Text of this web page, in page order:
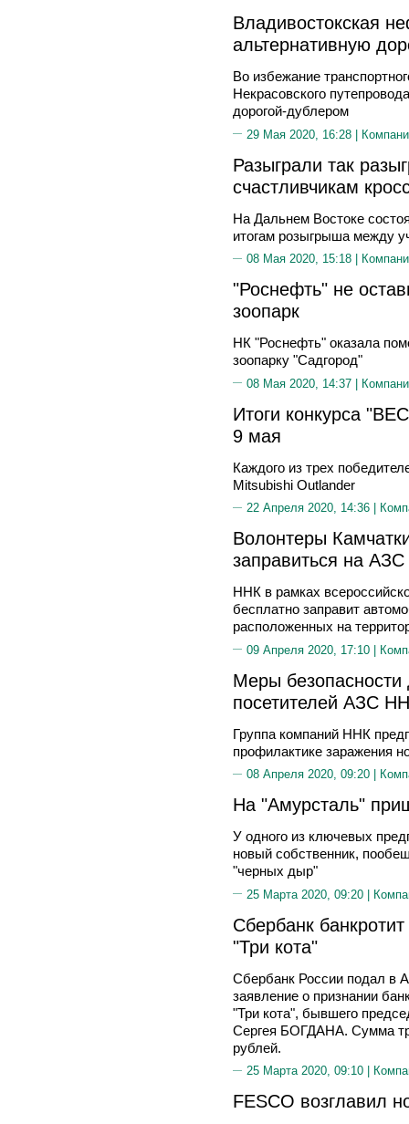
Владивостокская
альтернативную
Во избежание
Некрасовского
дорогой-дублером
29 Мая 2020, 16:28 |
Разыграли так
счастливчикам
На Дальнем Востоке
итогам розыгрыша между
08 Мая 2020, 15:18 |
"Роснефть" не
зоопарк
НК "Роснефть" оказала
зоопарку "Садгород"
08 Мая 2020, 14:37 |
Итоги конкурса
9 мая
Каждого из трех
Mitsubishi Outlander
22 Апреля 2020, 14:36 |
Волонтеры
заправиться на
ННК в рамках
бесплатно заправит
расположенных на
09 Апреля 2020, 17:10 |
Меры безопасности
посетителей АЗС
Группа компаний ННК
профилактике заражения
08 Апреля 2020, 09:20 |
На "Амурсталь"
У одного из ключевых
новый собственник,
"черных дыр"
25 Марта 2020, 09:20 |
Сбербанк
"Три кота"
Сбербанк России подал в
заявление о признании
"Три кота", бывшего
Сергея БОГДАНА. Сумма
рублей.
25 Марта 2020, 09:10 |
FESCO возглавил